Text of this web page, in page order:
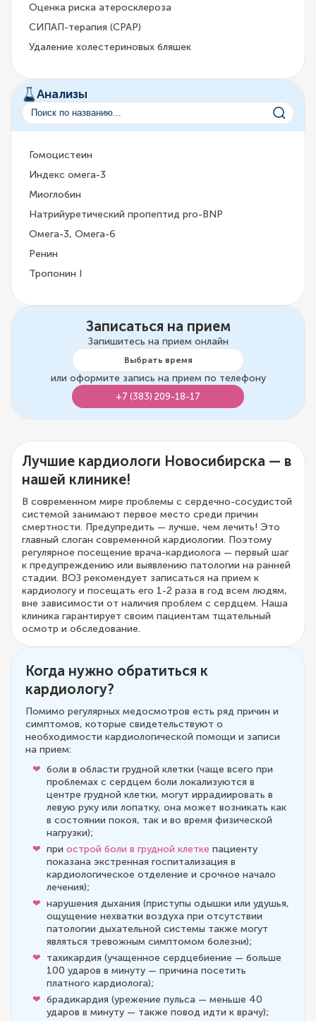
Оценка риска атеросклероза
СИПАП-терапия (CPAP)
Удаление холестериновых бляшек
Анализы
Гомоцистеин
Индекс омега-3
Миоглобин
Натрийуретический пропептид pro-BNP
Омега-3, Омега-6
Ренин
Тропонин I
Записаться на прием
Запишитесь на прием онлайн
Выбрать время
или оформите запись на прием по телефону
+7 (383) 209-18-17
Лучшие кардиологи Новосибирска — в
нашей клинике!
В современном мире проблемы с сердечно-сосудистой
системой занимают первое место среди причин
смертности. Предупредить — лучше, чем лечить! Это
главный слоган современной кардиологии. Поэтому
регулярное посещение врача-кардиолога — первый шаг
к предупреждению или выявлению патологии на ранней
стадии. ВОЗ рекомендует записаться на прием к
кардиологу и посещать его 1-2 раза в год всем людям,
вне зависимости от наличия проблем с сердцем. Наша
клиника гарантирует своим пациентам тщательный
осмотр и обследование.
Когда нужно обратиться к
кардиологу?
Помимо регулярных медосмотров есть ряд причин и
симптомов, которые свидетельствуют о
необходимости кардиологической помощи и записи
на прием:
боли в области грудной клетки (чаще всего при
проблемах с сердцем боли локализуются в
центре грудной клетки, могут иррадиировать в
левую руку или лопатку, она может возникать как
в состоянии покоя, так и во время физической
нагрузки);
при острой боли в грудной клетке пациенту
показана экстренная госпитализация в
кардиологическое отделение и срочное начало
лечения);
нарушения дыхания (приступы одышки или удушья,
ощущение нехватки воздуха при отсутствии
патологии дыхательной системы также могут
являться тревожным симптомом болезни);
тахикардия (учащенное сердцебиение — больше
100 ударов в минуту — причина посетить
платного кардиолога);
брадикардия (урежение пульса — меньше 40
ударов в минуту — также повод идти к врачу);